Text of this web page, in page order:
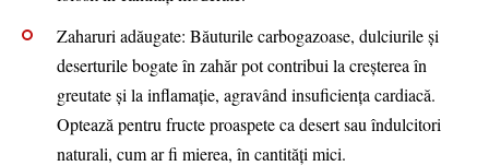
Zaharuri adăugate: Băuturile carbogazoase, dulciurile și
deserturile bogate în zahăr pot contribui la creșterea în
greutate și la inflamație, agravând insuficiența cardiacă.
Optează pentru fructe proaspete ca desert sau îndulcitori
naturali, cum ar fi mierea, în cantități mici.